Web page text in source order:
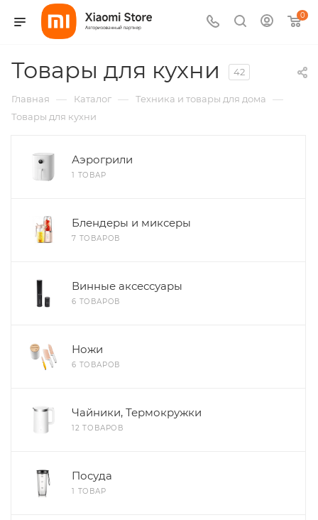
0
Товары для кухни 42
Главная — Каталог — Техника и товары для дома —
Товары для кухни
Аэрогрили
1 ТОВАР
Блендеры и миксеры
7 ТОВАРОВ
Винные аксессуары
6 ТОВАРОВ
Ножи
6 ТОВАРОВ
Чайники, Термокружки
12 ТОВАРОВ
Посуда
1 ТОВАР